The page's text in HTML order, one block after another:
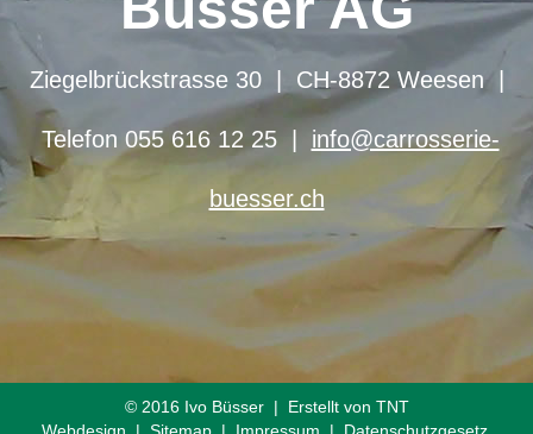
Ziegelbrückstrasse 30 | CH-8872 Weesen|
Telefon 055 616 12 25| info@carrosserie-
buesser.ch
©2016 Ivo Büsser | Erstellt von TNT
Webdesign | Sitemap| Impressum | Datenschutzgesetz